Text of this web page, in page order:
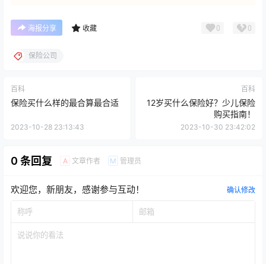
海报分享 收藏 0 0
保险公司
百科
保险买什么样的最合算最合适
2023-10-28 23:13:43
百科
12岁买什么保险好？少儿保险
购买指南！
2023-10-30 23:42:02
0 条回复 A 文章作者 M 管理员
欢迎您，新朋友，感谢参与互动！ 确认修改